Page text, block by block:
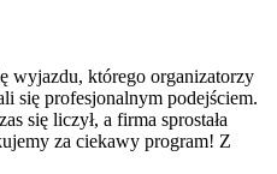
wyjazdu, którego organizatorzy
się profesjonalnym podejściem.
się liczył, a firma sprostała
za ciekawy program! Z